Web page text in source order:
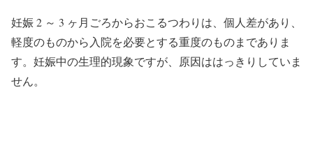
妊娠 2 ～ 3 ヶ月ごろからおこるつわりは、個人差があり、
軽度のものから入院を必要とする重度のものまでありま
す。妊娠中の生理的現象ですが、原因ははっきりしていま
せん。